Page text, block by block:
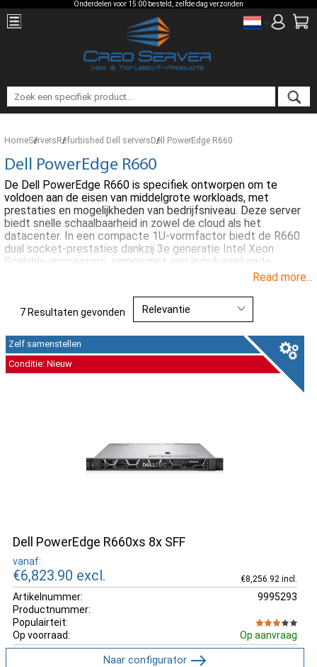
Onderdelen voor 15:00 besteld, zelfde dag verzonden
HomeServersRefurbished Dell serversDell PowerEdge R660
Dell PowerEdge R660
De Dell PowerEdge R660 is specifiek ontworpen om te
voldoen aan de eisen van middelgrote workloads, met
prestaties en mogelijkheden van bedrijfsniveau. Deze server
biedt snelle schaalbaarheid in zowel de cloud als het
datacenter. In een compacte 1U-vormfactor biedt de R660
dual socket-prestaties dankzij 3e generatie Intel Xeon
Scalable-processors, samen met een indrukwekkende
Read more...
7 Resultaten gevonden
Dell PowerEdge R660xs 8x SFF
vanaf:
€6,823.90 excl. €8,256.92 incl.
Artikelnummer:
9995293
Productnummer:
Populairteit:
Op voorraad:
Op aanvraag
Zelf samenstellen
Conditie: Nieuw
Naar configurator